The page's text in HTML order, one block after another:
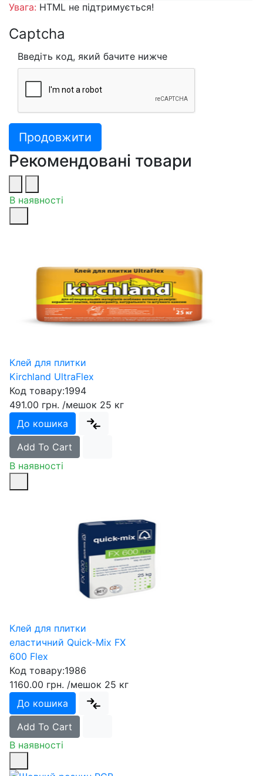
Увага: HTML не підтримується!
Captcha
Введіть код, який бачите нижче
Продовжити
Рекомендовані товари
В наявності
Клей для плитки
Kirchland UltraFlex
Код товару:1994
491.00 грн. /мешок 25 кг
До кошика
Add To Cart
В наявності
Клей для плитки
еластичний Quick-Mix FX
600 Flex
Код товару:1986
1160.00 грн. /мешок 25 кг
До кошика
Add To Cart
В наявності